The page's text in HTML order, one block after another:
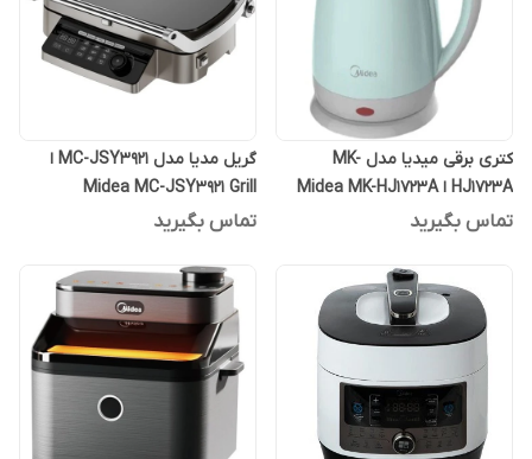
کتری برقی میدیا مدل MK-
HJ1723A ا Midea MK-HJ1723A
Electric
تماس بگیرید
گریل مدیا مدل MC-JSY3921 ا
Midea MC-JSY3921 Grill
تماس بگیرید